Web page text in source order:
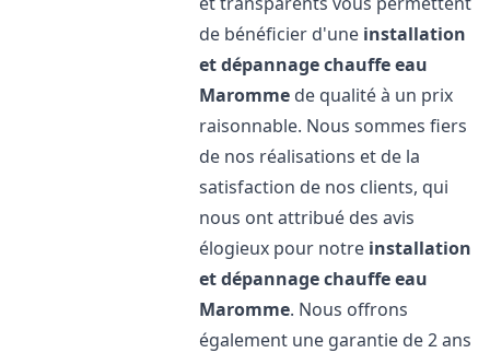
de bénéficier d'une installation
et dépannage chauffe eau
Maromme de qualité à un prix
raisonnable. Nous sommes fiers
de nos réalisations et de la
satisfaction de nos clients, qui
nous ont attribué des avis
élogieux pour notre installation
et dépannage chauffe eau
Maromme. Nous offrons
également une garantie de 2 ans